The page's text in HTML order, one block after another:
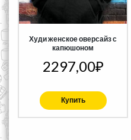
Худи женское оверсайз с
капюшоном
2297,00₽
Купить